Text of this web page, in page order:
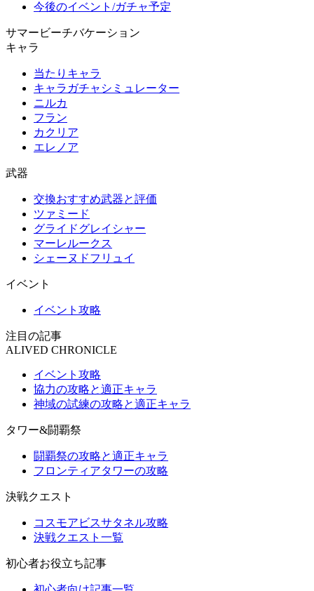
今後のイベント/ガチャ予定
サマービーチバケーション
キャラ
当たりキャラ
キャラガチャシミュレーター
ニルカ
フラン
カクリア
エレノア
武器
交換おすすめ武器と評価
ツァミード
グライドグレイシャー
マーレルークス
シェーヌドフリュイ
イベント
イベント攻略
注目の記事
ALIVED CHRONICLE
イベント攻略
協力の攻略と適正キャラ
神域の試練の攻略と適正キャラ
タワー&闘覇祭
闘覇祭の攻略と適正キャラ
フロンティアタワーの攻略
決戦クエスト
コスモアビスサタネル攻略
決戦クエスト一覧
初心者お役立ち記事